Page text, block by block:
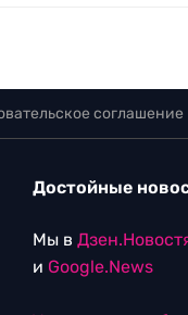
соглашение
Достойные
Мы в
и Google.News